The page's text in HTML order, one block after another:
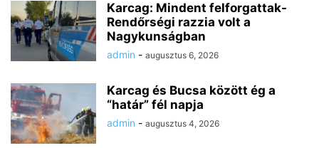
Karcag: Mindent felforgattak-
Rendőrségi razzia volt a
Nagykunságban
admin - augusztus 6, 2026
Karcag és Bucsa között ég a
“határ” fél napja
admin - augusztus 4, 2026